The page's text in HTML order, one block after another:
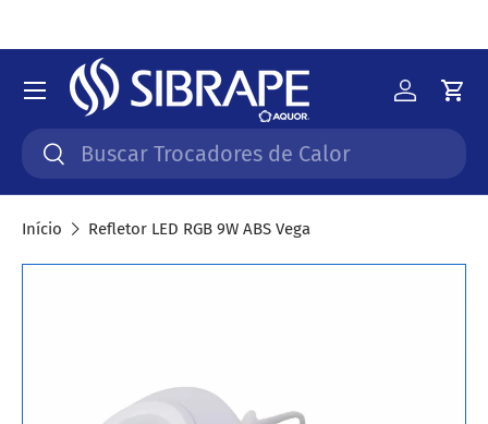
Ir para o conteúdo
Pesquisar
Pesquisar
Iniciar
Menu
Início Refletor LED RGB 9W ABS Vega